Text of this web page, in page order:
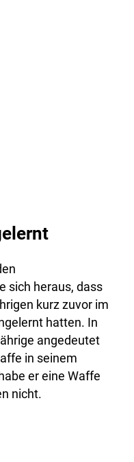
sich heraus, dass
kurz zuvor im
hatten. In
angedeutet
in seinem
er eine Waffe
nicht.